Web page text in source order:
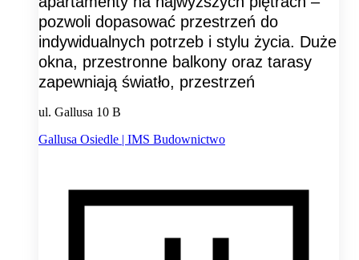
pozwoli dopasować przestrzeń do
indywidualnych potrzeb i stylu życia. Duże
okna, przestronne balkony oraz tarasy
zapewniają światło, przestrzeń
ul. Gallusa 10 B
Gallusa Osiedle | IMS Budownictwo